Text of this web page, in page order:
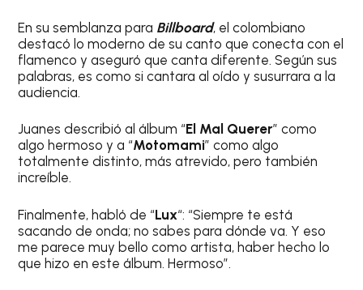
En su semblanza para Billboard, el colombiano
destacó lo moderno de su canto que conecta con el
flamenco y aseguró que canta diferente. Según sus
palabras, es como si cantara al oído y susurrara a la
audiencia.
Juanes describió al álbum “El Mal Querer” como
algo hermoso y a “Motomami” como algo
totalmente distinto, más atrevido, pero también
increíble.
Finalmente, habló de “Lux“: “Siempre te está
sacando de onda; no sabes para dónde va. Y eso
me parece muy bello como artista, haber hecho lo
que hizo en este álbum. Hermoso”.